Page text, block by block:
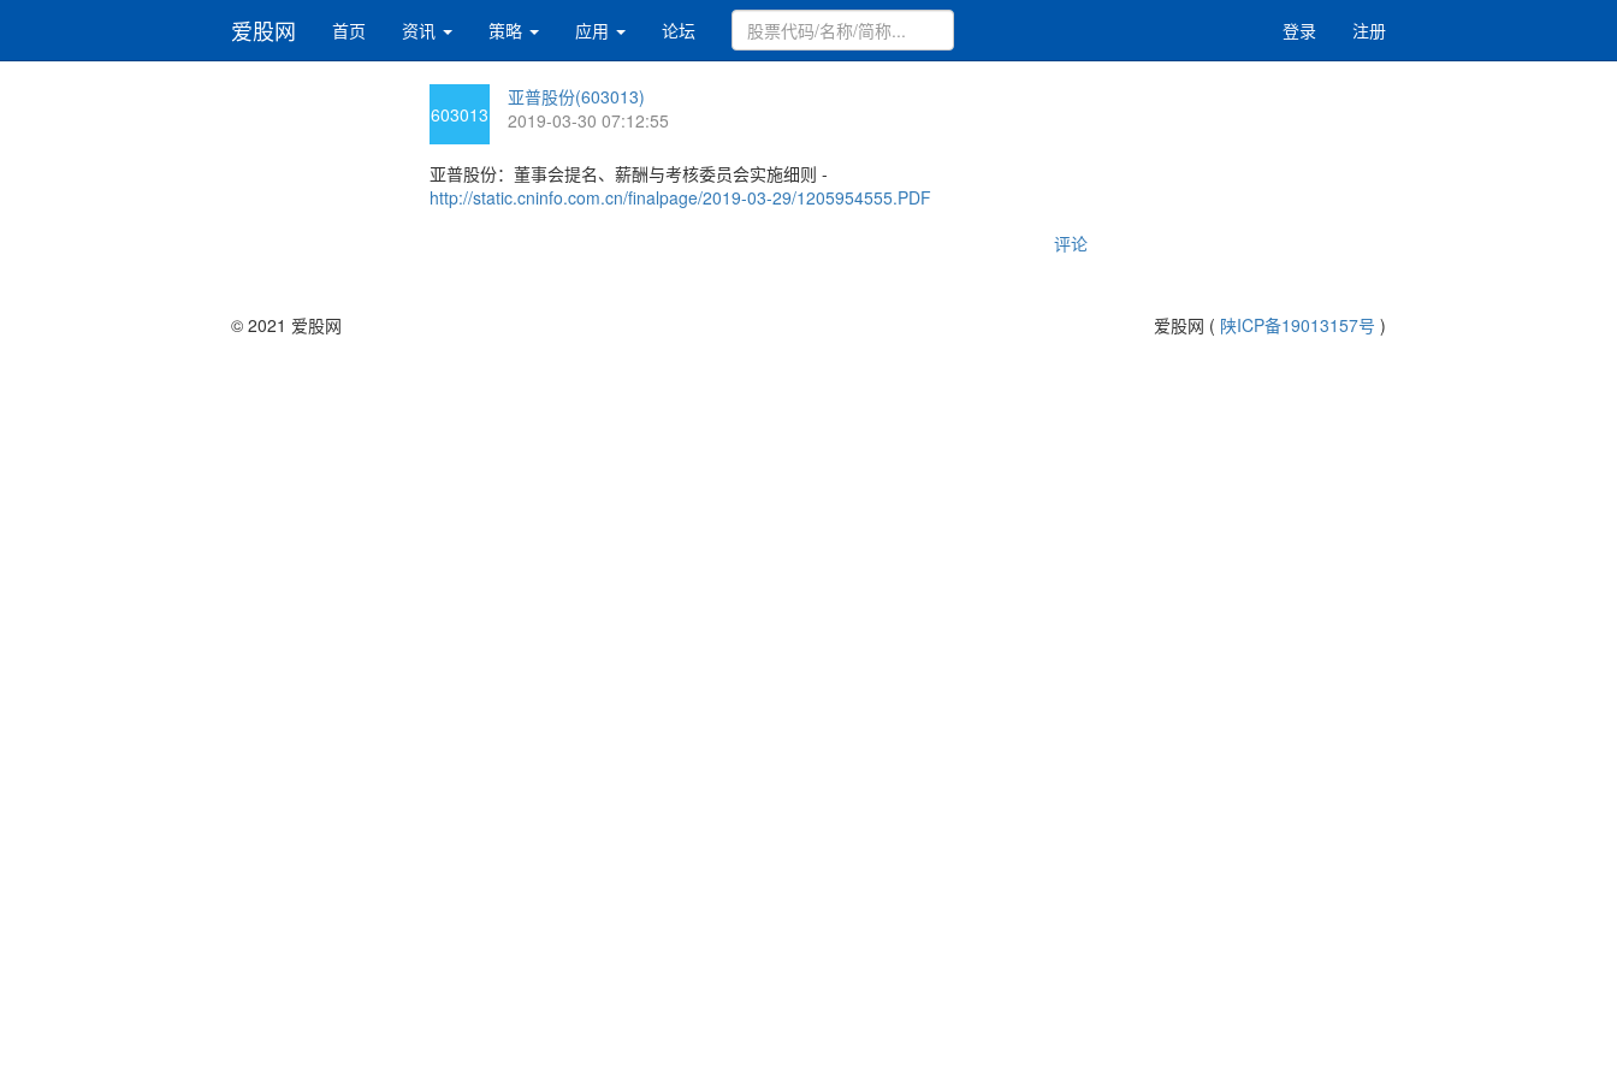
爱股网 首页 资讯 策略 应用 论坛 登录 注册
603013
亚普股份(603013)
2019-03-30 07:12:55
亚普股份：董事会提名、薪酬与考核委员会实施细则 -
http://static.cninfo.com.cn/finalpage/2019-03-29/1205954555.PDF
评论
© 2021 爱股网 爱股网 ( 陕ICP备19013157号 )